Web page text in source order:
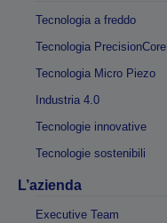
Tecnologia a freddo
Tecnologia PrecisionCore
Tecnologia Micro Piezo
Industria 4.0
Tecnologie innovative
Tecnologie sostenibili
L’azienda
Executive Team